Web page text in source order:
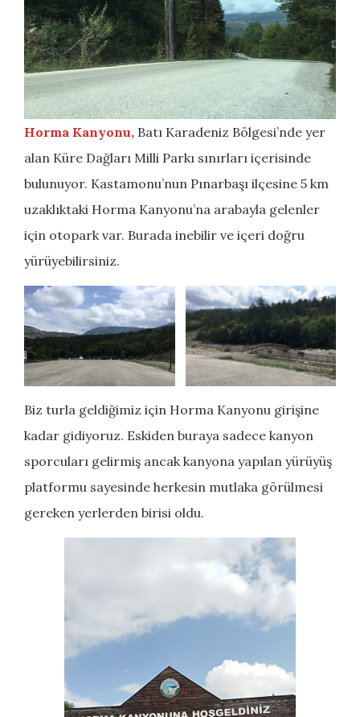
Horma Kanyonu, Batı Karadeniz Bölgesi’nde yer
alan Küre Dağları Milli Parkı sınırları içerisinde
bulunuyor. Kastamonu’nun Pınarbaşı ilçesine 5 km
uzaklıktaki Horma Kanyonu’na arabayla gelenler
için otopark var. Burada inebilir ve içeri doğru
yürüyebilirsiniz.
Biz turla geldiğimiz için Horma Kanyonu girişine
kadar gidiyoruz. Eskiden buraya sadece kanyon
sporcuları gelirmiş ancak kanyona yapılan yürüyüş
platformu sayesinde herkesin mutlaka görülmesi
gereken yerlerden birisi oldu.